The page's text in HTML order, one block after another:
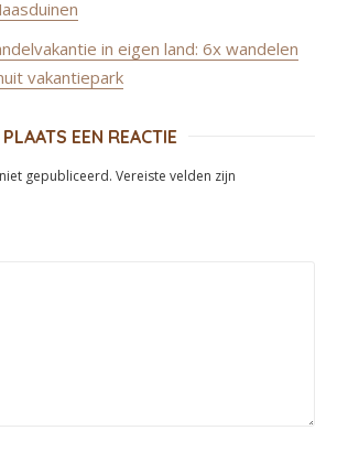
in eigen land: 6x wandelen
vakantiepark
PLAATS EEN REACTIE
gepubliceerd. Vereiste velden zijn